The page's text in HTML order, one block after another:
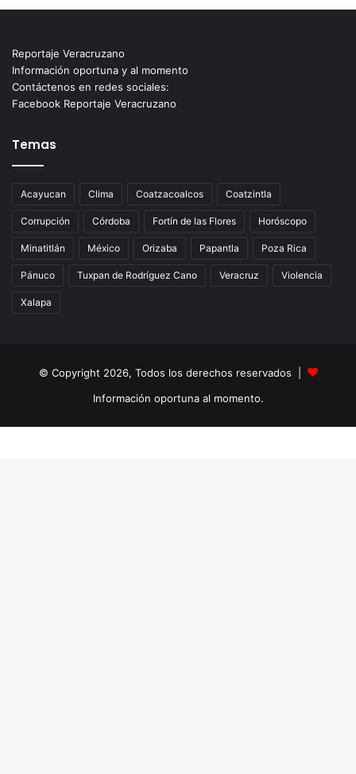
Reportaje Veracruzano
Información oportuna y al momento
Contáctenos en redes sociales:
Facebook Reportaje Veracruzano
Temas
Acayucan Clima Coatzacoalcos Coatzintla
Corrupción Córdoba Fortín de las Flores Horóscopo
Minatitlán México Orizaba Papantla Poza Rica
Pánuco Tuxpan de Rodríguez Cano Veracruz Violencia
Xalapa
© Copyright 2026, Todos los derechos reservados |
Información oportuna al momento.